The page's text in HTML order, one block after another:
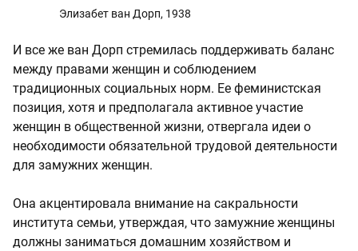
Элизабет ван Дорп, 1938
И все же ван Дорп стремилась поддерживать баланс
между правами женщин и соблюдением
традиционных социальных норм. Ее феминистская
позиция, хотя и предполагала активное участие
женщин в общественной жизни, отвергала идеи о
необходимости обязательной трудовой деятельности
для замужних женщин.
Она акцентировала внимание на сакральности
института семьи, утверждая, что замужние женщины
должны заниматься домашним хозяйством и